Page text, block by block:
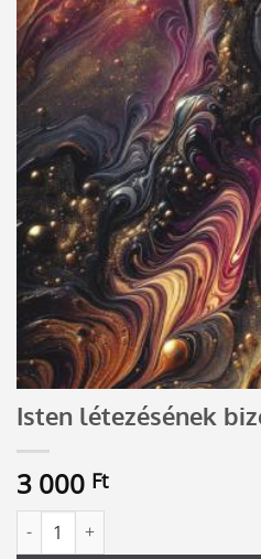
Isten létezésének
3 000 Ft
Isten létezésének bizonyítása
Alternative: